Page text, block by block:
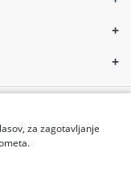
Ocen
reserved.
za zagotavljanje